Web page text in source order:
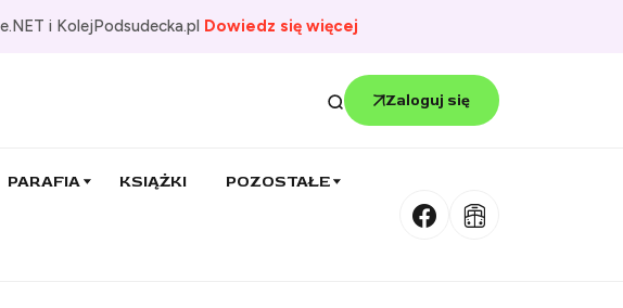
i KolejPodsudecka.pl Dowiedz się więcej
Zaloguj się
PARAFIA KSIĄŻKI POZOSTAŁE